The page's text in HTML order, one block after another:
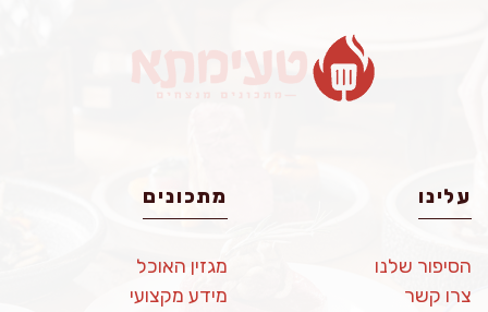
עלינו
הסיפור שלנו
צרו קשר
מתכונים
מגזין האוכל
מידע מקצועי